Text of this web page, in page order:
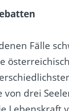
Fälle
drei